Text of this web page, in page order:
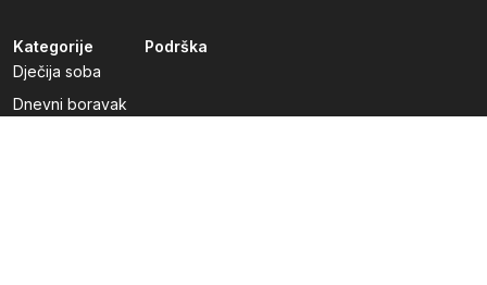
Kategorije
Dječija soba
Dnevni boravak
Podrška